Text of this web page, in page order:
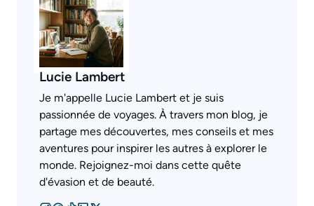
Lucie Lambert
Je m'appelle Lucie Lambert et je suis
passionnée de voyages. À travers mon blog, je
partage mes découvertes, mes conseils et mes
aventures pour inspirer les autres à explorer le
monde. Rejoignez-moi dans cette quête
d'évasion et de beauté.